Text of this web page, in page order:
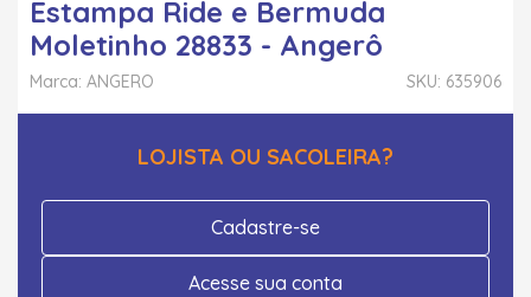
Estampa Ride e Bermuda
Moletinho 28833 - Angerô
SKU: 635906
Marca: ANGERO
LOJISTA OU SACOLEIRA?
Cadastre-se
Acesse sua conta